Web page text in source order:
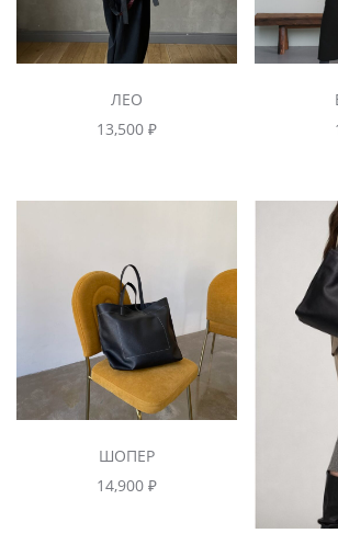
ЛЕО
13,500 ₽
ШОПЕР
14,900 ₽